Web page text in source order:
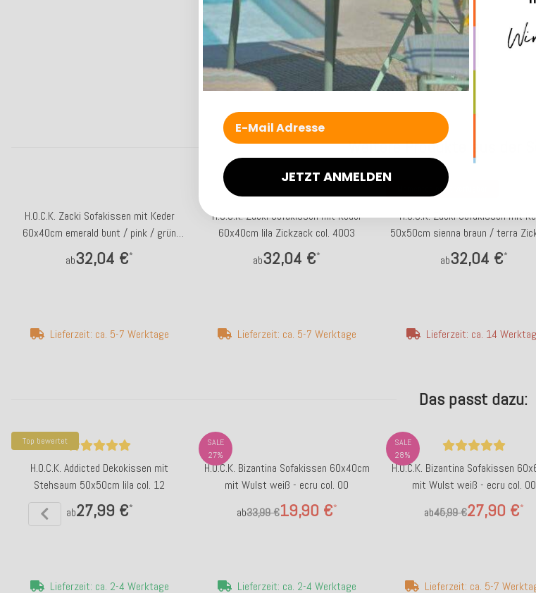
Weitere Produkte aus der
H.O.C.K. Zacki Sofakissen mit Keder
60x40cm emerald bunt / pink / grün
Zickzack col. 6027
ab32,04 €*
Lieferzeit: ca. 5-7 Werktage
H.O.C.K. Zacki Sofakissen mit Keder
60x40cm lila Zickzack col. 4003
ab32,04 €*
Lieferzeit: ca. 5-7 Werktage
Momentan nicht verfügbar
H.O.C.K. Zacki Sofakissen mit
50x50cm sienna braun / terra
col. 8017
ab32,04 €*
Lieferzeit: ca. 14
Das passt dazu:
Top bewertet
H.O.C.K. Addicted Dekokissen mit
Stehsaum 50x50cm lila col. 12
ab27,99 €*
Lieferzeit: ca. 2-4 Werktage
SALE
27%
H.O.C.K. Bizantina Sofakissen 60x40cm
mit Wulst weiß - ecru col. 00
ab
19,90 €*
33,99 €
Lieferzeit: ca. 2-4 Werktage
SALE
28%
H.O.C.K. Bizantina Sofakissen
mit Wulst weiß - ecru col. 00
ab
27,90 €*
45,99 €
Lieferzeit: ca. 5-7
JETZT ANMELDEN